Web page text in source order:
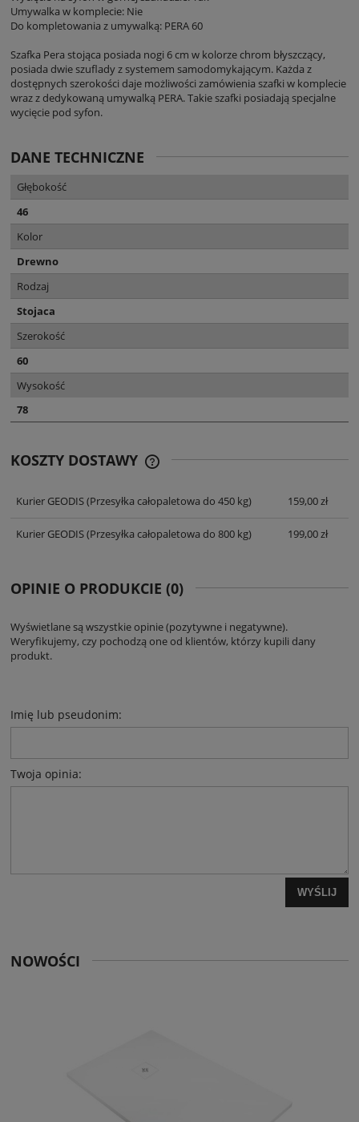
Umywalka w komplecie: Nie
Do kompletowania z umywalką: PERA 60
Szafka Pera stojąca posiada nogi 6 cm w kolorze chrom błyszczący,
posiada dwie szuflady z systemem samodomykającym. Każda z
dostępnych szerokości daje możliwości zamówienia szafki w komplecie
wraz z dedykowaną umywalką PERA. Takie szafki posiadają specjalne
wycięcie pod syfon.
DANE TECHNICZNE
Głębokość
46
Kolor
Drewno
Rodzaj
Stojaca
Szerokość
60
Wysokość
78
KOSZTY DOSTAWY
Kurier GEODIS(Przesyłka całopaletowa do 450 kg) 159,00 zł
Kurier GEODIS(Przesyłka całopaletowa do 800 kg) 199,00 zł
OPINIE O PRODUKCIE (0)
Wyświetlane są wszystkie opinie (pozytywne i negatywne).
Weryfikujemy, czy pochodzą one od klientów, którzy kupili dany
produkt.
Imię lub pseudonim:
Twoja opinia:
WYŚLIJ
NOWOŚCI